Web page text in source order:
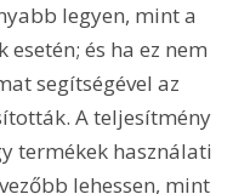
legyen, mint a
és ha ez nem
segítségével az
A teljesítmény
termékek használati
lehessen, mint